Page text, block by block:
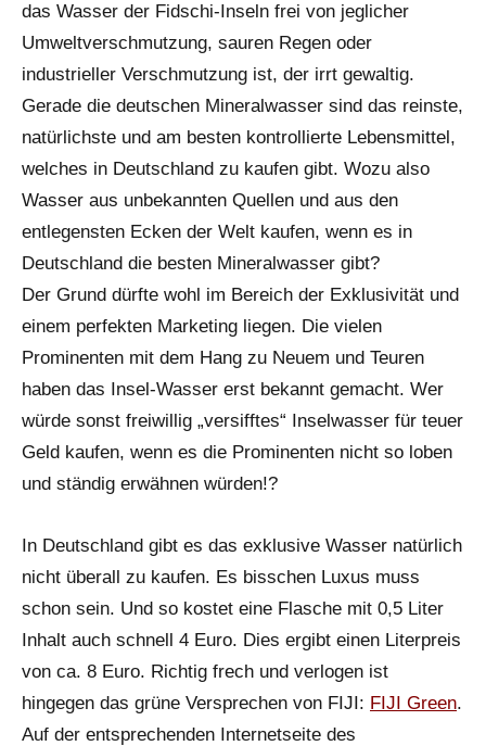
das Wasser der Fidschi-Inseln frei von jeglicher
Umweltverschmutzung, sauren Regen oder
industrieller Verschmutzung ist, der irrt gewaltig.
Gerade die deutschen Mineralwasser sind das reinste,
natürlichste und am besten kontrollierte Lebensmittel,
welches in Deutschland zu kaufen gibt. Wozu also
Wasser aus unbekannten Quellen und aus den
entlegensten Ecken der Welt kaufen, wenn es in
Deutschland die besten Mineralwasser gibt?
Der Grund dürfte wohl im Bereich der Exklusivität und
einem perfekten Marketing liegen. Die vielen
Prominenten mit dem Hang zu Neuem und Teuren
haben das Insel-Wasser erst bekannt gemacht. Wer
würde sonst freiwillig „versifftes“ Inselwasser für teuer
Geld kaufen, wenn es die Prominenten nicht so loben
und ständig erwähnen würden!?
In Deutschland gibt es das exklusive Wasser natürlich
nicht überall zu kaufen. Es bisschen Luxus muss
schon sein. Und so kostet eine Flasche mit 0,5 Liter
Inhalt auch schnell 4 Euro. Dies ergibt einen Literpreis
von ca. 8 Euro. Richtig frech und verlogen ist
hingegen das grüne Versprechen von FIJI: FIJI Green.
Auf der entsprechenden Internetseite des